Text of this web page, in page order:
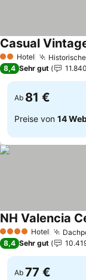
2 Sterne
Hotel
Casual
8,4 Sehr gut 11.840
Ab 81 €
Preise von 14
4 Sterne Hotel
NH Valencia
8,4 Sehr gut
Ab 77 €